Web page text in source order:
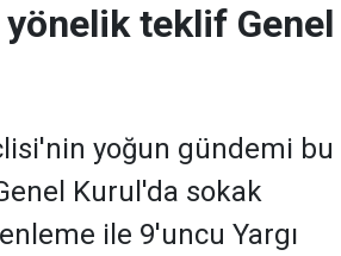
teklif Genel
yoğun gündemi bu
Kurul'da sokak
ile 9'uncu Yargı